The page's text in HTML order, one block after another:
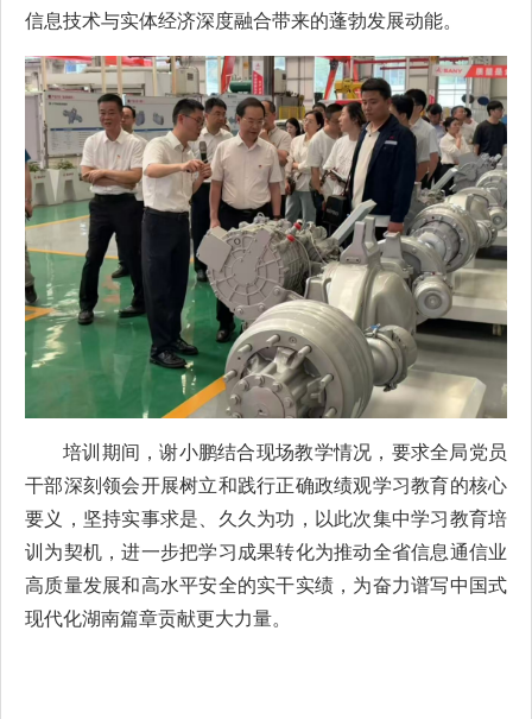
信息技术与实体经济深度融合带来的蓬勃发展动能。
培训期间，谢小鹏结合现场教学情况，要求全局党员
干部深刻领会开展树立和践行正确政绩观学习教育的核心
要义，坚持实事求是、久久为功，以此次集中学习教育培
训为契机，进一步把学习成果转化为推动全省信息通信业
高质量发展和高水平安全的实干实绩，为奋力谱写中国式
现代化湖南篇章贡献更大力量。